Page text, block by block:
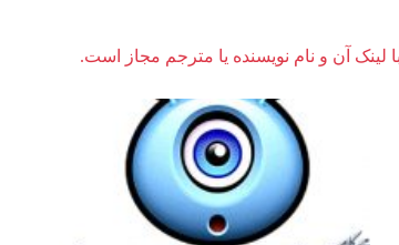
لینک آن و نام نویسنده یا مترجم مجاز است.